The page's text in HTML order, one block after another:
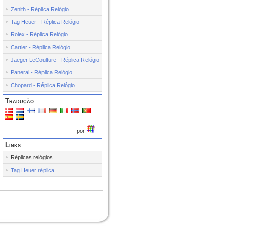
Zenith - Réplica Relógio
Tag Heuer - Réplica Relógio
Rolex - Réplica Relógio
Cartier - Réplica Relógio
Jaeger LeCoulture - Réplica Relógio
Panerai - Réplica Relógio
Chopard - Réplica Relógio
Tradução
por
Links
Réplicas relógios
Tag Heuer réplica